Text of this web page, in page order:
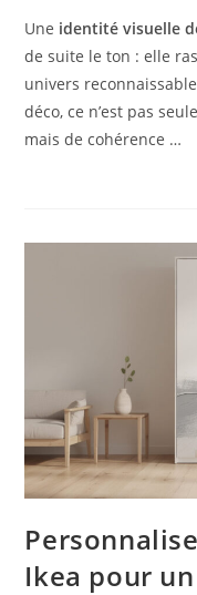
Une identité visuelle
de suite le ton : elle
univers
déco, ce n’est pas
mais de cohérence …
Ikea pour